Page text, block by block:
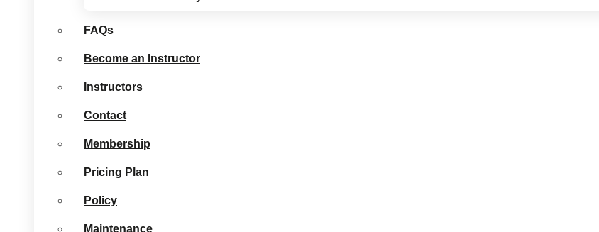
FAQs
Become an Instructor
Instructors
Contact
Membership
Pricing Plan
Policy
Maintenance